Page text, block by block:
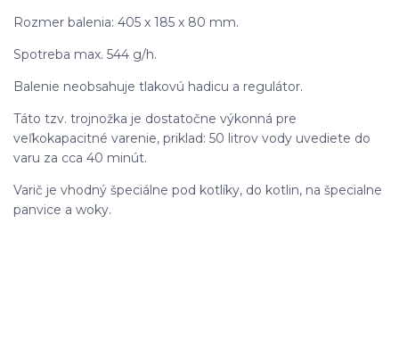
Rozmer balenia: 405 x 185 x 80 mm.
Spotreba max. 544 g/h.
Balenie neobsahuje tlakovú hadicu a regulátor.
Táto tzv. trojnožka je dostatočne výkonná pre
veľkokapacitné varenie, priklad: 50 litrov vody uvediete do
varu za cca 40 minút.
Varič je vhodný špeciálne pod kotlíky, do kotlin, na špecialne
panvice a woky.